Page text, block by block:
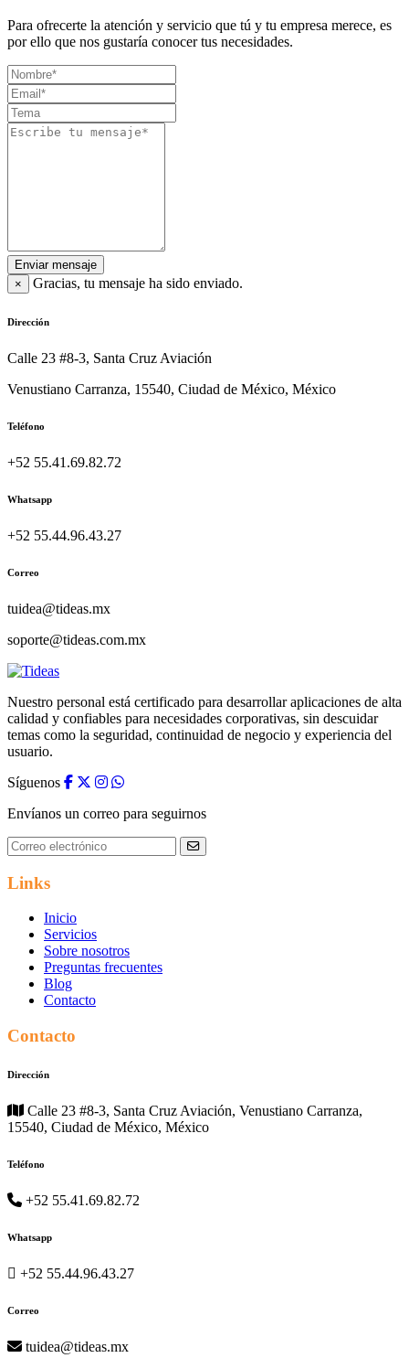
Para ofrecerte la atención y servicio que tú y tu empresa merece, es
por ello que nos gustaría conocer tus necesidades.
Enviar mensaje
×
Gracias, tu mensaje ha sido enviado.
Dirección
Calle 23 #8-3, Santa Cruz Aviación
Venustiano Carranza, 15540, Ciudad de México, México
Teléfono
+52 55.41.69.82.72
Whatsapp
+52 55.44.96.43.27
Correo
tuidea@tideas.mx
soporte@tideas.com.mx
Nuestro personal está certificado para desarrollar aplicaciones de alta
calidad y confiables para necesidades corporativas, sin descuidar
temas como la seguridad, continuidad de negocio y experiencia del
usuario.
Síguenos
Envíanos un correo para seguirnos
Links
Inicio
Servicios
Sobre nosotros
Preguntas frecuentes
Blog
Contacto
Contacto
Dirección
Calle 23 #8-3, Santa Cruz Aviación, Venustiano Carranza,
15540, Ciudad de México, México
Teléfono
+52 55.41.69.82.72
Whatsapp
+52 55.44.96.43.27
Correo
tuidea@tideas.mx